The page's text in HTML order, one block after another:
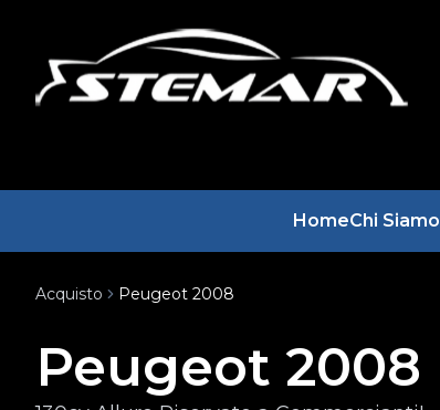
HomeChi Siamo
Acquisto Peugeot 2008
Peugeot 2008